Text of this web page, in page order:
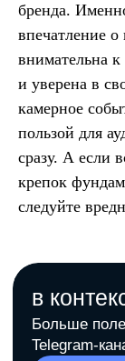
бренда.
впечатление
внимательна
и уверена в
камерное
пользой для
сразу. А если
крепок
следуйте